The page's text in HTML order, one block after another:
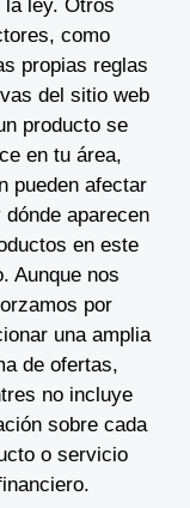
la ley. Otros
como
propias reglas
del sitio web
producto se
en tu área,
pueden afectar
dónde aparecen
en este
Aunque nos
por
una amplia
de ofertas,
no incluye
sobre cada
o servicio